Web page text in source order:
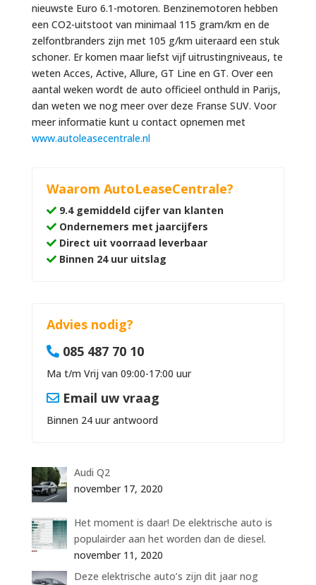
nieuwste Euro 6.1-motoren. Benzinemotoren hebben
een CO2-uitstoot van minimaal 115 gram/km en de
zelfontbranders zijn met 105 g/km uiteraard een stuk
schoner. Er komen maar liefst vijf uitrustingniveaus, te
weten Acces, Active, Allure, GT Line en GT. Over een
aantal weken wordt de auto officieel onthuld in Parijs,
dan weten we nog meer over deze Franse SUV. Voor
meer informatie kunt u contact opnemen met
www.autoleasecentrale.nl
Waarom AutoLeaseCentrale?
9.4 gemiddeld cijfer van klanten
Ondernemers met jaarcijfers
Direct uit voorraad leverbaar
Binnen 24 uur uitslag
Advies nodig?
085 487 70 10
Ma t/m Vrij van 09:00-17:00 uur
Email uw vraag
Binnen 24 uur antwoord
Audi Q2
november 17, 2020
Het moment is daar! De elektrische auto is
populairder aan het worden dan de diesel.
november 11, 2020
Deze elektrische auto’s zijn dit jaar nog